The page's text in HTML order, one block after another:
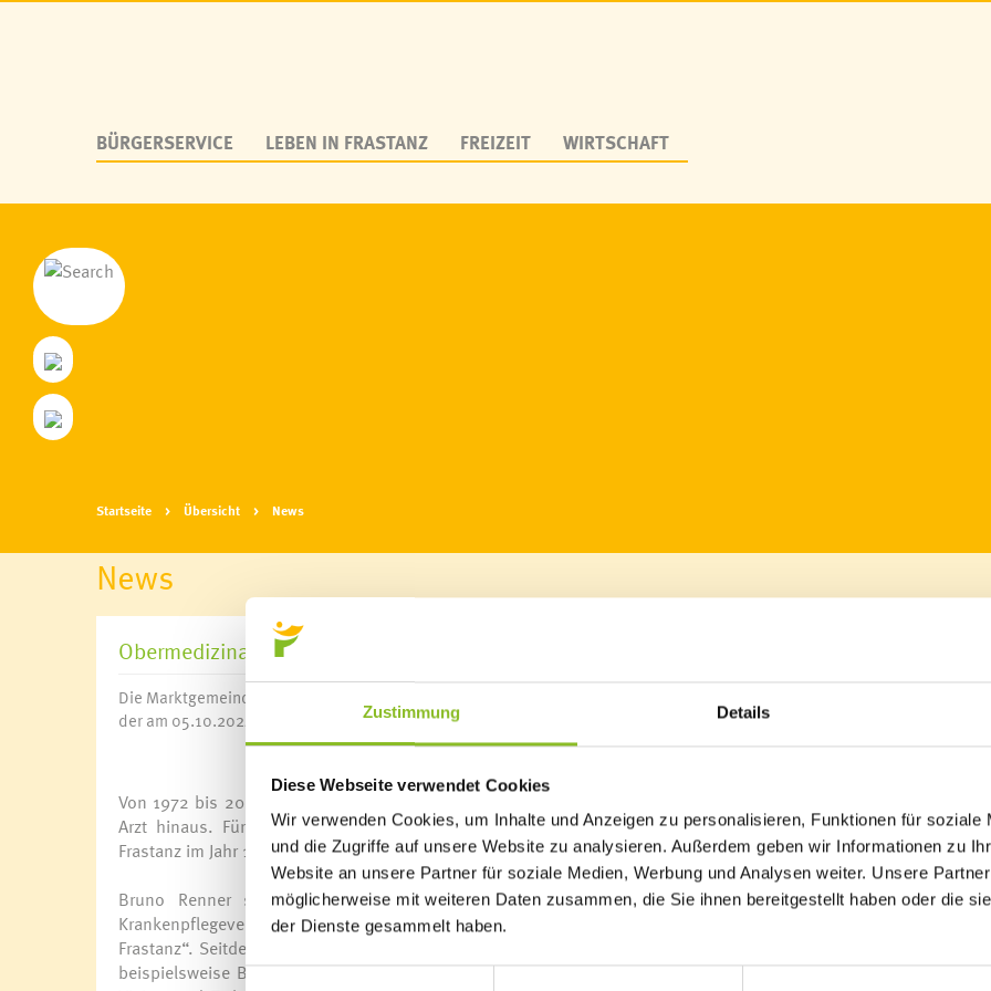
Zustimmung Details
Diese Webseite verwendet Cookies
Wir verwenden Cookies, um Inhalte und Anzeigen zu personalisieren, Funktionen für soziale
und die Zugriffe auf unsere Website zu analysieren. Außerdem geben wir Informationen zu
Website an unsere Partner für soziale Medien, Werbung und Analysen weiter. Unsere
möglicherweise mit weiteren Daten zusammen, die Sie ihnen bereitgestellt haben oder die
der Dienste gesammelt haben.
Einwilligungsauswahl
BÜRGERSERVICE LEBEN IN FRASTANZ FREIZEIT WIRTSCHAFT
Startseite Übersicht News
News
Obermedizinalrat Dr. Bruno Renner verstorben
Die Marktgemeinde Frastanz trauert um den ehemaligen Gemeindearzt und Ehrenringträger Dr. Bruno Renner (Jahrgang
der am 05.10.2024 verstorben ist.
Von 1972 bis 2008 war Bruno Renner Gemeindearzt in Frastanz. Sein Wirken reichte wesentlich über seine
Arzt hinaus. Für seine Verdienste um das öffentliche Wohl bedankten sich die Verantwortlichen der
Frastanz im Jahr 1997 mit der Verleihung des Ehrenrings.
Bruno Renner setzte sich mit Hingabe für das Wohl der Menschen ein. So brachte er sich aktiv
Krankenpflegeverein ein und war einer der Initiatoren der 1983 gegründeten Initiative „Gesunder
Frastanz“. Seitdem engagierten sich über die vielen Jahre hunderte Frastanzerinnen und Frastanzer. Dadurch
beispielsweise Bewegungsgruppen, Geburtsvorbereitungskurse für Leib und Seele oder Zahnputzkurse für